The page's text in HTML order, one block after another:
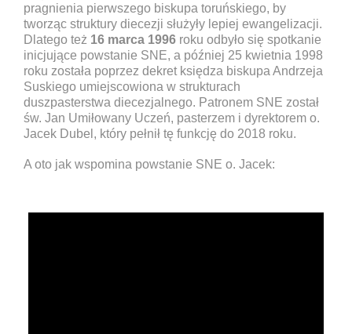
pragnienia pierwszego biskupa toruńskiego, by
tworząc struktury diecezji służyły lepiej ewangelizacji.
Dlatego też 16 marca 1996 roku odbyło się spotkanie
inicjujące powstanie SNE, a później 25 kwietnia 1998
roku została poprzez dekret księdza biskupa Andrzeja
Suskiego umiejscowiona w strukturach
duszpasterstwa diecezjalnego. Patronem SNE został
św. Jan Umiłowany Uczeń, pasterzem i dyrektorem o.
Jacek Dubel, który pełnił tę funkcję do 2018 roku.
A oto jak wspomina powstanie SNE o. Jacek: